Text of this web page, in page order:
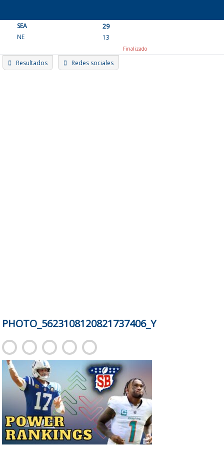
content
SEA
29
NE
13
Finalizado
Resultados Redes sociales
PHOTO_5623108120821737406_Y